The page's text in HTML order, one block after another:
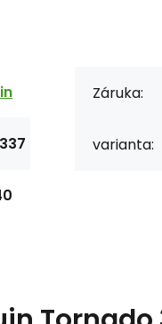
Záruka:
varianta: